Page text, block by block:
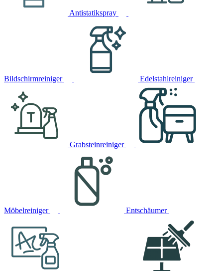
Antistatikspray
Bildschirmreiniger Edelstahlreiniger
Grabsteinreiniger
Möbelreiniger Entschäumer